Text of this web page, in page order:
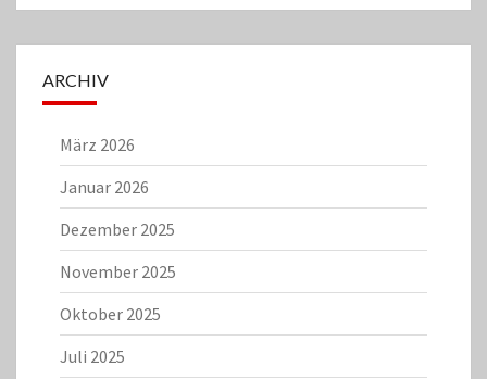
ARCHIV
März 2026
Januar 2026
Dezember 2025
November 2025
Oktober 2025
Juli 2025